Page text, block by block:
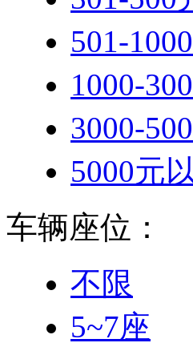
501-
1000-
3000-
5000元
车辆座位：
不限
5~7座